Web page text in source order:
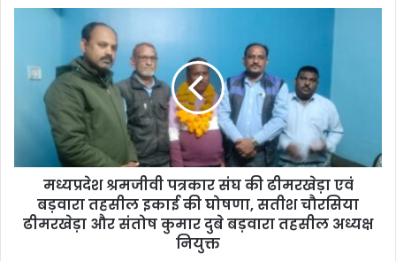
d
मध्यप्रदेश श्रमजीवी पत्रकार संघ की ढीमरखेड़ा एवं
बड़वारा तहसील इकाई की घोषणा, सतीश चौरसिया
ढीमरखेड़ा और संतोष कुमार दुबे बड़वारा तहसील अध्यक्ष
नियुक्त